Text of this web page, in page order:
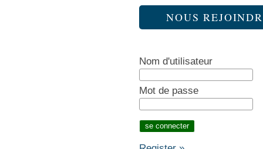
NOUS
Nom d'utilisateur
Mot de passe